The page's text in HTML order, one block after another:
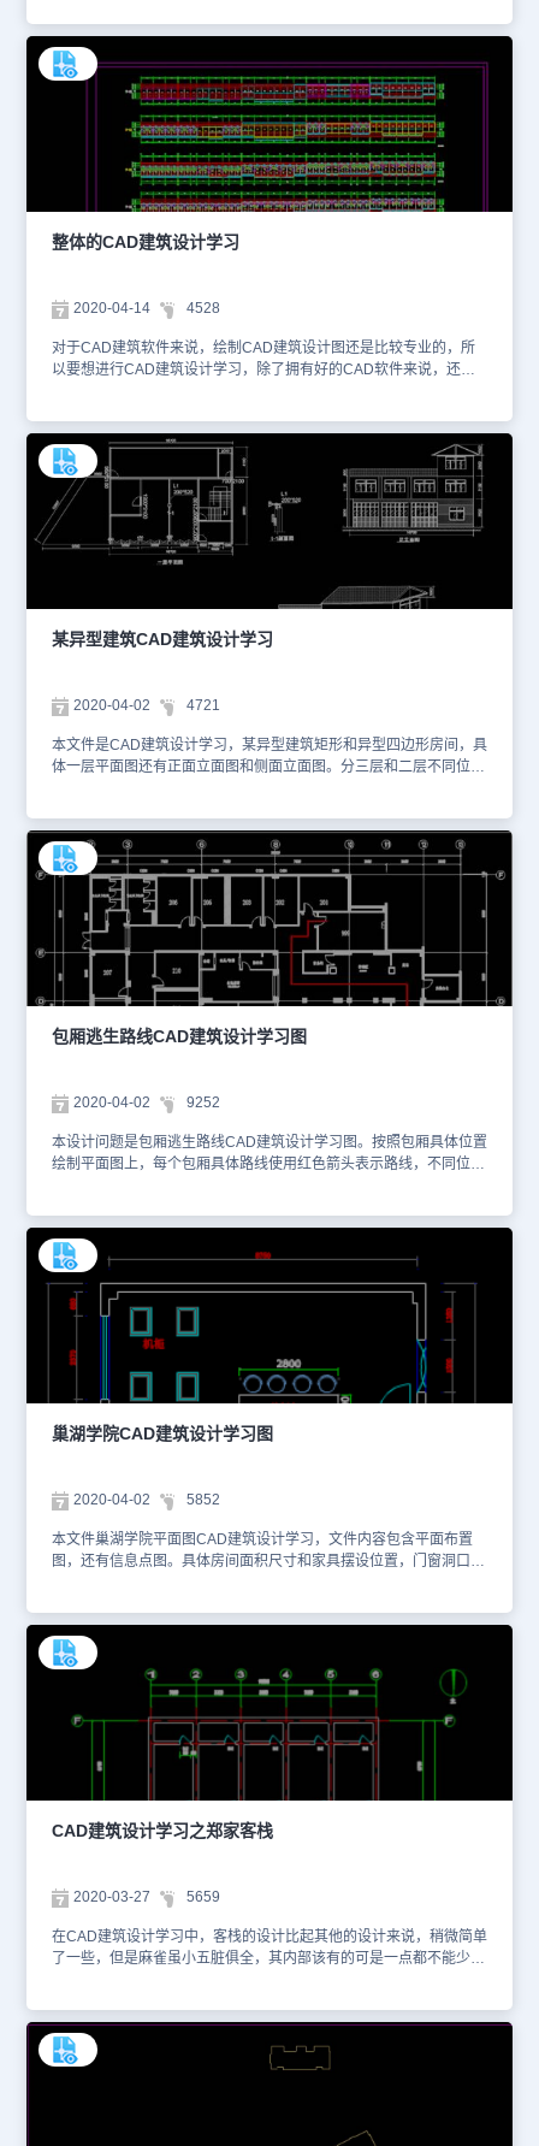
您截图了一些图纸的预览图。本图纸作为学习资料参考，请勿用于商
业用途。1、 三层平面图
整体的CAD建筑设计学习
2020-04-14 4528
对于CAD建筑软件来说，绘制CAD建筑设计图还是比较专业的，所
以要想进行CAD建筑设计学习，除了拥有好的CAD软件来说，还要
CAD图纸相关的信息，可以进入浩辰CAD官网进行查看。本图纸仅
用于学习资料，切勿用于商业用途。
某异型建筑CAD建筑设计学习
2020-04-02 4721
本文件是CAD建筑设计学习，某异型建筑矩形和异型四边形房间，具
体一层平面图还有正面立面图和侧面立面图。分三层和二层不同位置
资源可访问浩辰CAD官网进行学习。1、 一层平面和立面图
包厢逃生路线CAD建筑设计学习图
2020-04-02 9252
本设计问题是包厢逃生路线CAD建筑设计学习图。按照包厢具体位置
绘制平面图上，每个包厢具体路线使用红色箭头表示路线，不同位置
仅用于互相学习资料，请勿商用。更多图纸库资源可访问浩辰CAD官
网进行学习。1、包厢逃生路线图1 2、包厢逃生路线图2 3、包厢逃
生路线图3 4、包厢逃生路线图4 5、包厢逃生路线图5
巢湖学院CAD建筑设计学习图
2020-04-02 5852
本文件巢湖学院平面图CAD建筑设计学习，文件内容包含平面布置
图，还有信息点图。具体房间面积尺寸和家具摆设位置，门窗洞口设
材仅用于互相学习资料，请勿商用。更多图纸库资源可访问浩辰CAD
官网进行学习。1、平面布置图 2、信息点位图
CAD建筑设计学习之郑家客栈
2020-03-27 5659
在CAD建筑设计学习中，客栈的设计比起其他的设计来说，稍微简单
了一些，但是麻雀虽小五脏俱全，其内部该有的可是一点都不能少。
请勿商用。更多CAD图纸库资源可访问浩辰CAD官网进行学习。1、
西院一层平面图设计CAD图纸 2、西院二层平面图设计CAD图纸 3、
东院一层平面图设计CAD图纸 4、东院二层平面图设计CAD图纸